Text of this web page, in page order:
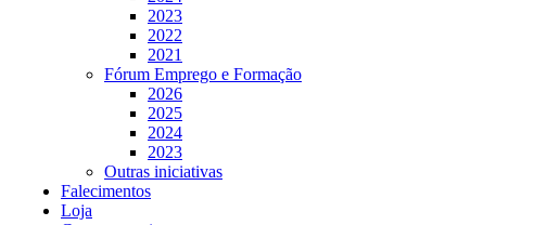
2023
2022
2021
Fórum Emprego e Formação
2026
2025
2024
2023
Outras iniciativas
Falecimentos
Loja